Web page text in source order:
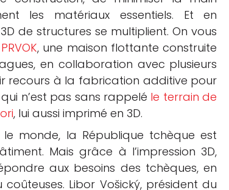
les matériaux essentiels. Et en
de structures se multiplient. On vous
, une maison flottante construite
en collaboration avec plusieurs
recours à la fabrication additive pour
n’est pas sans rappelé le terrain de
, lui aussi imprimé en 3D.
monde, la République tchèque est
Mais grâce à l’impression 3D,
aux besoins des tchèques, en
Libor Vošický, président du